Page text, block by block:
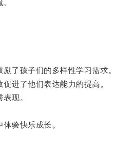
了孩子们的多样性学习需求。
进了他们表达能力的提高。
现。
验快乐成长。